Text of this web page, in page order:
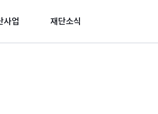
사업 재단소식